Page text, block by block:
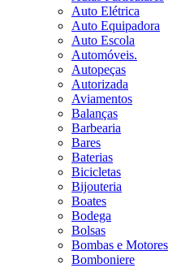
Auto Elétrica
Auto Equipadora
Auto Escola
Automóveis.
Autopeças
Autorizada
Aviamentos
Balanças
Barbearia
Bares
Baterias
Bicicletas
Bijouteria
Boates
Bodega
Bolsas
Bombas e Motores
Bomboniere